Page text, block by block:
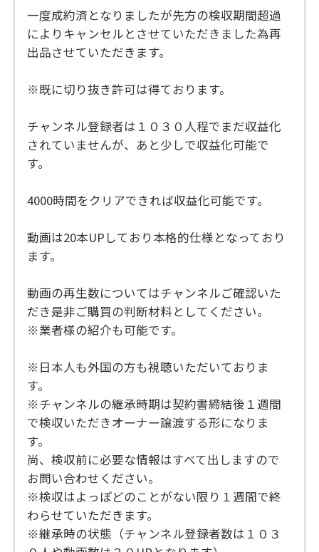
一度成約済となりましたが先方の検収期間超過
によりキャンセルとさせていただきました為再
出品させていただきます。
※既に切り抜き許可は得ております。
チャンネル登録者は１０３０人程でまだ収益化
されていませんが、あと少しで収益化可能で
す。
4000時間をクリアできれば収益化可能です。
動画は20本UPしており本格的仕様となっており
ます。
動画の再生数についてはチャンネルご確認いた
だき是非ご購買の判断材料としてください。
※業者様の紹介も可能です。
※日本人も外国の方も視聴いただいておりま
す。
※チャンネルの継承時期は契約書締結後１週間
で検収いただきオーナー譲渡する形になりま
す。
尚、検収前に必要な情報はすべて出しますので
お問い合わせください。
※検収はよっぽどのことがない限り１週間で終
わらせていただきます。
※継承時の状態（チャンネル登録者数は１０３